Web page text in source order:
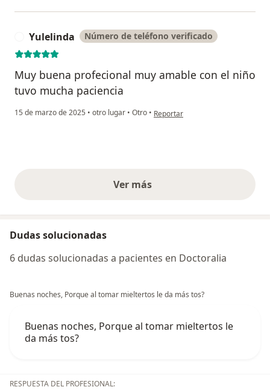
Yulelinda Número de teléfono verificado
Muy buena profecional muy amable con el niño
tuvo mucha paciencia
15 de marzo de 2025 • otro lugar • Otro • en opinión del usuario Yulelinda
Reportar
Ver másopiniones anteriores
Dudas solucionadas
6 dudas solucionadas a pacientes en Doctoralia
Buenas noches, Porque al tomar mieltertos le da más tos?
Buenas noches, Porque al tomar mieltertos le
da más tos?
RESPUESTA DEL PROFESIONAL: